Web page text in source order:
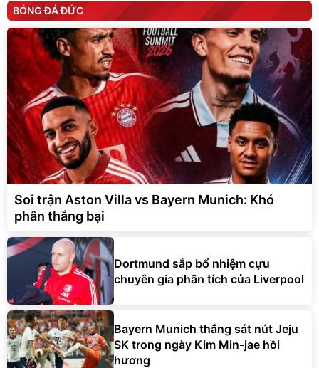
BÓNG ĐÁ ĐỨC
Soi trận Aston Villa vs Bayern Munich: Khó
phân thắng bại
Dortmund sắp bổ nhiệm cựu
chuyên gia phân tích của Liverpool
Bayern Munich thắng sát nút Jeju
SK trong ngày Kim Min-jae hồi
hương